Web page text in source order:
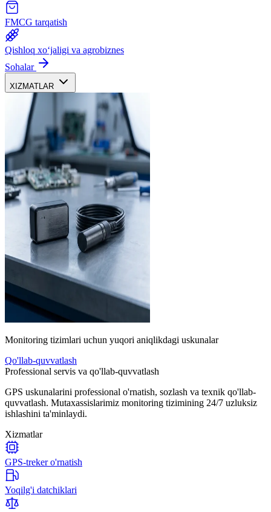
FMCG tarqatish
Qishloq xoʻjaligi va agrobiznes
Sohalar
XIZMATLAR
Monitoring tizimlari uchun yuqori aniqlikdagi uskunalar
Qo'llab-quvvatlash
Professional servis va qo'llab-quvvatlash
GPS uskunalarini professional o'rnatish, sozlash va texnik qo'llab-
quvvatlash. Mutaxassislarimiz monitoring tizimining 24/7 uzluksiz
ishlashini ta'minlaydi.
Xizmatlar
GPS-treker o'rnatish
Yoqilg'i datchiklari